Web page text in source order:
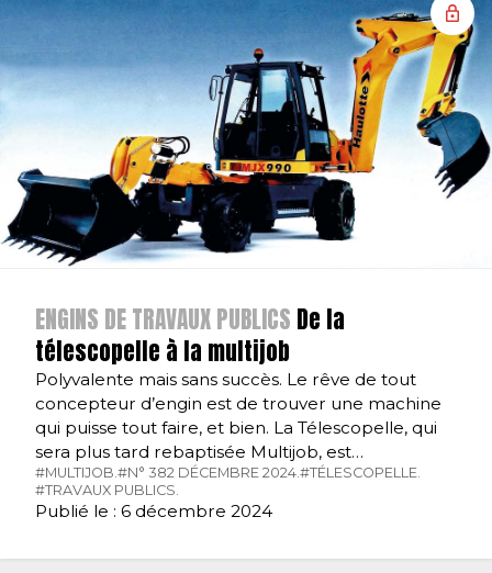
ENGINS DE TRAVAUX PUBLICS De la
télescopelle à la multijob
Polyvalente mais sans succès. Le rêve de tout
concepteur d’engin est de trouver une machine
qui puisse tout faire, et bien. La Télescopelle, qui
sera plus tard rebaptisée Multijob, est…
#MULTIJOB. #N° 382 DÉCEMBRE 2024. #TÉLESCOPELLE.
#TRAVAUX PUBLICS.
Publié le : 6 décembre 2024